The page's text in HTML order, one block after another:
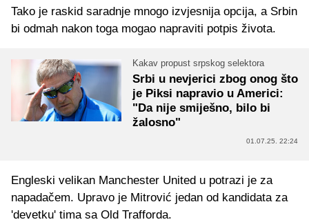
Tako je raskid saradnje mnogo izvjesnija opcija, a Srbin
bi odmah nakon toga mogao napraviti potpis života.
Kakav propust srpskog selektora
Srbi u nevjerici zbog onog što
je Piksi napravio u Americi:
"Da nije smiješno, bilo bi
žalosno"
01.07.25. 22:24
Engleski velikan Manchester United u potrazi je za
napadačem. Upravo je Mitrović jedan od kandidata za
'devetku' tima sa Old Trafforda.